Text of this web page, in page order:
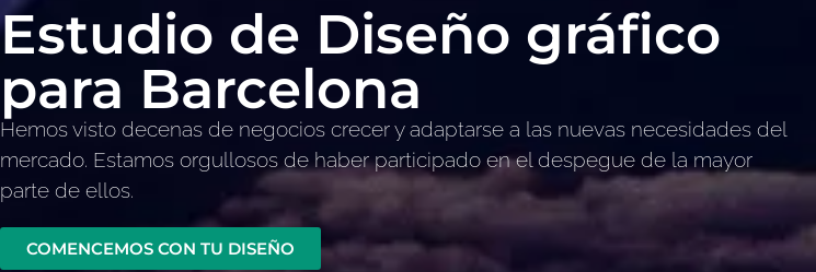
Estudio de Diseño gráfico
para Barcelona
Hemos visto decenas de negocios crecer y adaptarse a las nuevas necesidades del
mercado. Estamos orgullosos de haber participado en el despegue de la mayor
parte de ellos.
COMENCEMOS CON TU DISEÑO